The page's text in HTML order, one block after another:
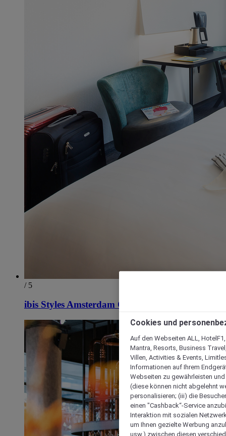
/ 5
ibis Styles Amsterdam Central Station
Cookies und
Auf den Webseiten ALL,
Mantra, Resorts, Business
Villen, Activities & Events,
Informationen auf Ihrem
Webseiten zu gewährleisten
(diese können nicht abgelehnt
personalisieren; (iii) die
einen "Cashback“-Service
Interaktion mit sozialen
um Ihnen gezielte Werbung
usw.) zwischen diesen